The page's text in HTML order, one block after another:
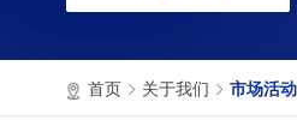
首页 关于我们 市场活动